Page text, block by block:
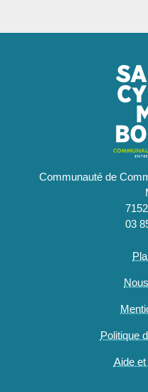
Communauté de
03
Politique
Aide